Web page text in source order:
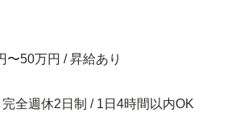
〜50万円 / 昇給あり
全週休2日制 / 1日4時間以内OK